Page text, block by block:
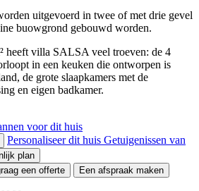
uitgevoerd in twee of met drie gevel
buowgrond gebouwd worden.
heeft villa SALSA veel troeven: de 4
in een keuken die ontworpen is
de grote slaapkamers met de
en eigen badkamer.
voor dit huis
Personaliseer dit huis Getuigenissen van
plan
een offerte
Een afspraak maken